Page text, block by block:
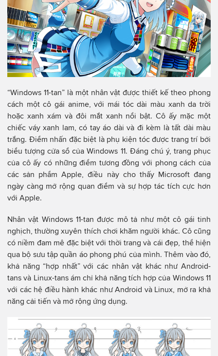
“Windows 11-tan” là một nhân vật được thiết kế theo phong
cách một cô gái anime, với mái tóc dài màu xanh da trời
hoặc xanh xám và đôi mắt xanh nổi bật. Cô ấy mặc một
chiếc váy xanh lam, có tay áo dài và đi kèm là tất dài màu
trắng. Điểm nhấn đặc biệt là phụ kiện tóc được trang trí bởi
biểu tượng cửa sổ của Windows 11. Đáng chú ý, trang phục
của cô ấy có những điểm tương đồng với phong cách của
các sản phẩm Apple, điều này cho thấy Microsoft đang
ngày càng mở rộng quan điểm và sự hợp tác tích cực hơn
với Apple.
Nhân vật Windows 11-tan được mô tả như một cô gái tinh
nghịch, thường xuyên thích chơi khăm người khác. Cô cũng
có niềm đam mê đặc biệt với thời trang và cái đẹp, thể hiện
qua bộ sưu tập quần áo phong phú của mình. Thêm vào đó,
khả năng “hợp nhất” với các nhân vật khác như Android-
tans và Linux-tans ám chỉ khả năng tích hợp của Windows 11
với các hệ điều hành khác như Android và Linux, mở ra khả
năng cải tiến và mở rộng ứng dụng.